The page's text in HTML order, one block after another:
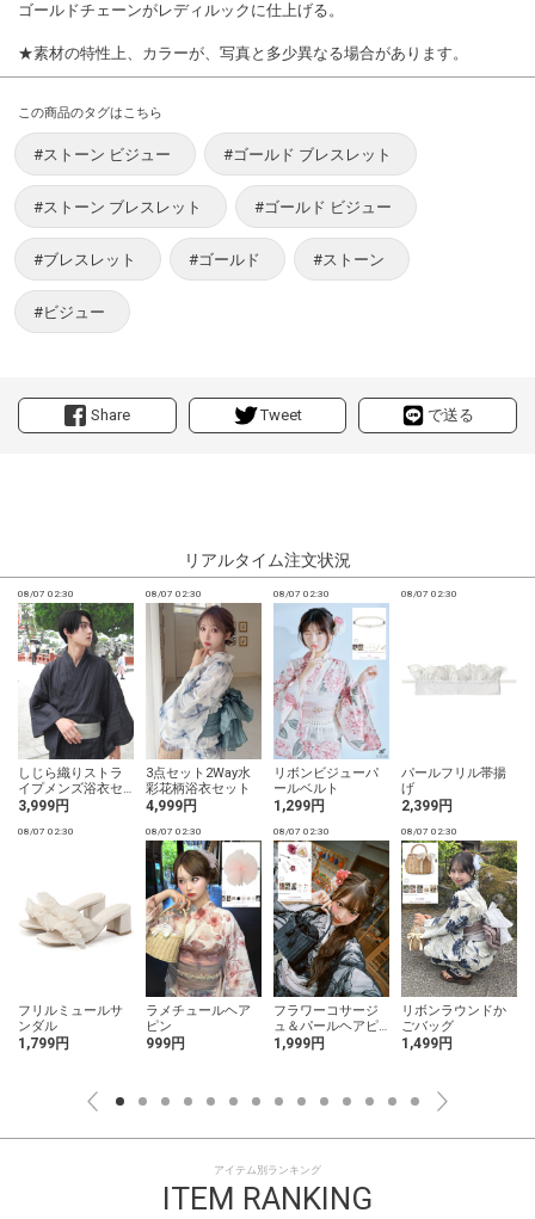
Share Tweet で送る
ゴールドチェーンがレディルックに仕上げる。
★素材の特性上、カラーが、写真と多少異なる場合があります。
この商品のタグはこちら
#ストーン ビジュー #ゴールド ブレスレット
#ストーン ブレスレット #ゴールド ビジュー
#ブレスレット #ゴールド #ストーン
#ビジュー
リアルタイム注文状況
08/07 02:30
しじら織りストラ
イプメンズ浴衣セ
ット
3,999円
08/07 02:30
3点セット2Way水
彩花柄浴衣セット
4,999円
08/07 02:30
リボンビジューパ
ールベルト
1,299円
08/07 02:30
パールフリル帯揚
げ
2,399円
08/07 02:30
フリルミュールサ
ンダル
1,799円
08/07 02:30
ラメチュールヘア
ピン
999円
08/07 02:30
フラワーコサージ
ュ＆パールヘアピ
ン5点セット
1,999円
08/07 02:30
リボンラウンドか
ごバッグ
1,499円
アイテム別ランキング
ITEM RANKING